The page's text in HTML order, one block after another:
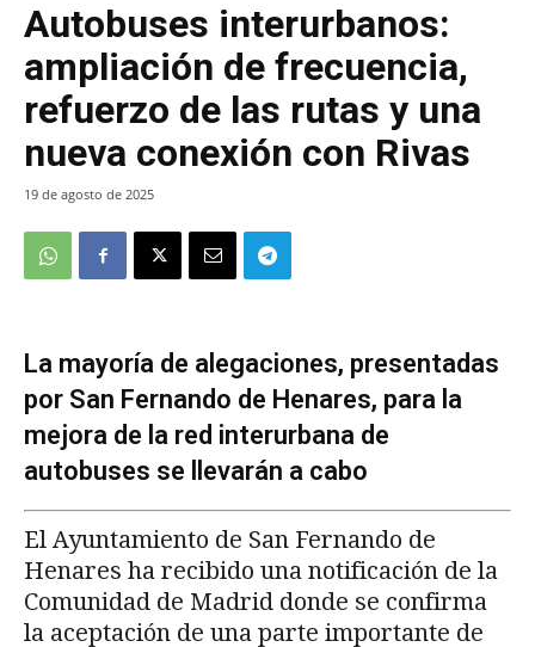
Autobuses interurbanos:
ampliación de frecuencia,
refuerzo de las rutas y una
nueva conexión con Rivas
19 de agosto de 2025
La mayoría de alegaciones, presentadas
por San Fernando de Henares, para la
mejora de la red interurbana de
autobuses se llevarán a cabo
El Ayuntamiento de San Fernando de
Henares ha recibido una notificación de la
Comunidad de Madrid donde se confirma
la aceptación de una parte importante de